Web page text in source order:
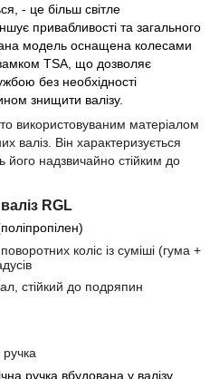
- це більш світле
привабливості та загального
модель оснащена колесами
TSA, що дозволяє
без необхідності
знищити валізу.
використовуваним матеріалом
валіз. Він характеризується
його надзвичайно стійким до
RGL
коліс із суміші (гума +
стійкий до подряпин
ічна ручка вбудована у валізу